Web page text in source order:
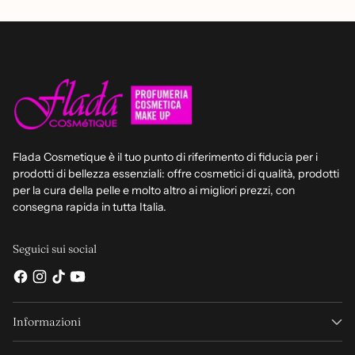
Flada Cosmetique è il tuo punto di riferimento di fiducia per i
prodotti di bellezza essenziali: offre cosmetici di qualità, prodotti
per la cura della pelle e molto altro ai migliori prezzi, con
consegna rapida in tutta Italia.
Seguici sui social
Informazioni